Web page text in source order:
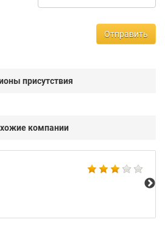
Отправить
присутствия
компании